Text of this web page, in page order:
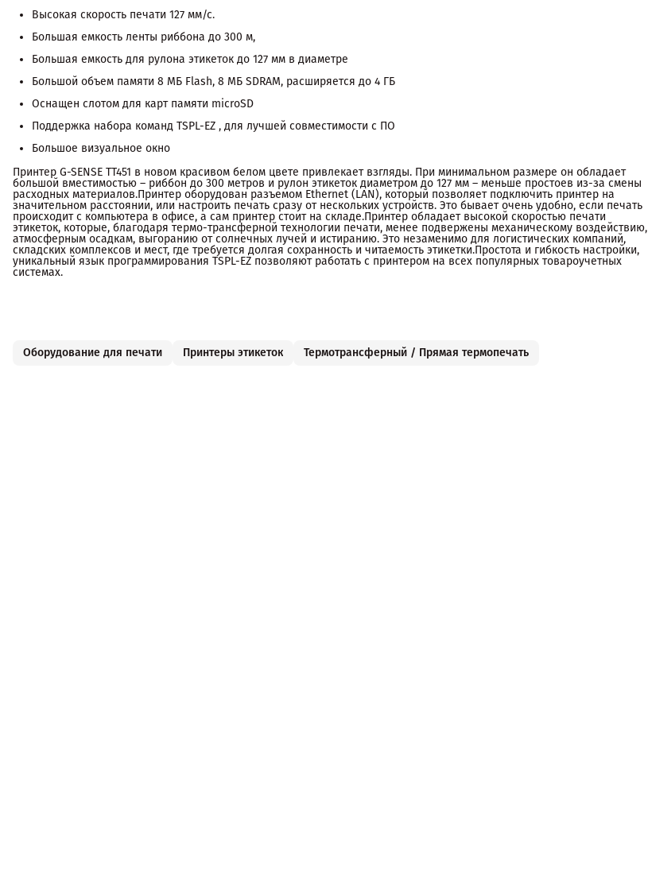
Высокая скорость печати 127 мм/с.
Большая емкость ленты риббона до 300 м,
Большая емкость для рулона этикеток до 127 мм в диаметре
Большой объем памяти 8 МБ Flash, 8 МБ SDRAM, расширяется до 4 ГБ
Оснащен слотом для карт памяти microSD
Поддержка набора команд TSPL-EZ , для лучшей совместимости с ПО
Большое визуальное окно
Принтер G-SENSE ТТ451 в новом красивом белом цвете привлекает взгляды. При минимальном размере он обладает
большой вместимостью – риббон до 300 метров и рулон этикеток диаметром до 127 мм – меньше простоев из-за смены
расходных материалов.Принтер оборудован разъемом Ethernet (LAN), который позволяет подключить принтер на
значительном расстоянии, или настроить печать сразу от нескольких устройств. Это бывает очень удобно, если печать
происходит с компьютера в офисе, а сам принтер стоит на складе.Принтер обладает высокой скоростью печати
этикеток, которые, благодаря термо-трансферной технологии печати, менее подвержены механическому воздействию,
атмосферным осадкам, выгоранию от солнечных лучей и истиранию. Это незаменимо для логистических компаний,
складских комплексов и мест, где требуется долгая сохранность и читаемость этикетки.Простота и гибкость настройки,
уникальный язык программирования TSPL-EZ позволяют работать с принтером на всех популярных товароучетных
системах.
Оборудование для печати Принтеры этикеток Термотрансферный / Прямая термопечать